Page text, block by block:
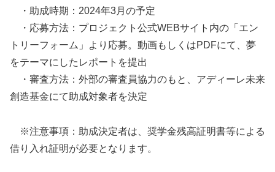
・助成時期：2024年3月の予定
・応募方法：プロジェクト公式WEBサイト内の「エン
トリーフォーム」より応募。動画もしくはPDFにて、夢
をテーマにしたレポートを提出
・審査方法：外部の審査員協力のもと、アディーレ未来
創造基金にて助成対象者を決定
※注意事項：助成決定者は、奨学金残高証明書等による
借り入れ証明が必要となります。